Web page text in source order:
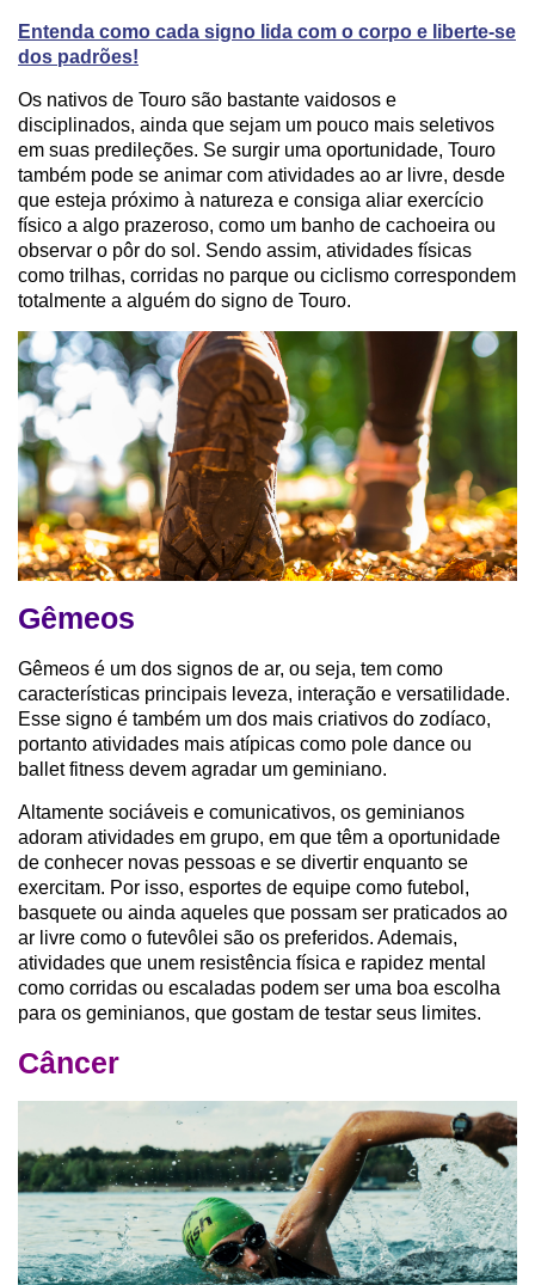
Entenda como cada signo lida com o corpo e liberte-se
dos padrões!
Os nativos de Touro são bastante vaidosos e
disciplinados, ainda que sejam um pouco mais seletivos
em suas predileções. Se surgir uma oportunidade, Touro
também pode se animar com atividades ao ar livre, desde
que esteja próximo à natureza e consiga aliar exercício
físico a algo prazeroso, como um banho de cachoeira ou
observar o pôr do sol. Sendo assim, atividades físicas
como trilhas, corridas no parque ou ciclismo correspondem
totalmente a alguém do signo de Touro.
Gêmeos
Gêmeos é um dos signos de ar, ou seja, tem como
características principais leveza, interação e versatilidade.
Esse signo é também um dos mais criativos do zodíaco,
portanto atividades mais atípicas como pole dance ou
ballet fitness devem agradar um geminiano.
Altamente sociáveis e comunicativos, os geminianos
adoram atividades em grupo, em que têm a oportunidade
de conhecer novas pessoas e se divertir enquanto se
exercitam. Por isso, esportes de equipe como futebol,
basquete ou ainda aqueles que possam ser praticados ao
ar livre como o futevôlei são os preferidos. Ademais,
atividades que unem resistência física e rapidez mental
como corridas ou escaladas podem ser uma boa escolha
para os geminianos, que gostam de testar seus limites.
Câncer